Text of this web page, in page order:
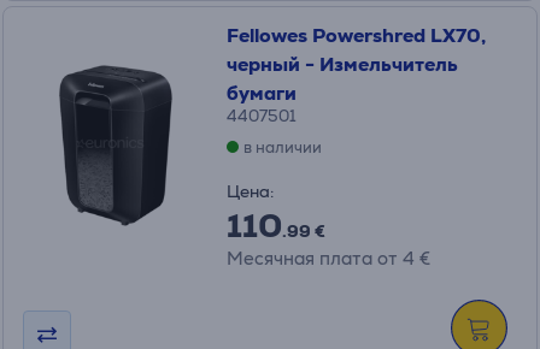
Fellowes Powershred LX70,
черный - Измельчитель
бумаги
4407501
в наличии
Цена:
110.99 €
Месячная плата от 4 €